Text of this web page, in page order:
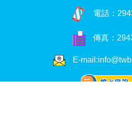
電話：
傳真：
E-